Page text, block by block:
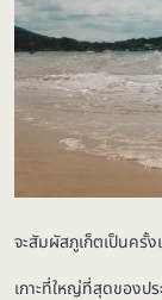
จะสัมผัสภูเก็ตเป็นครั้ง
เกาะที่ใหญ่ที่สุดของปร